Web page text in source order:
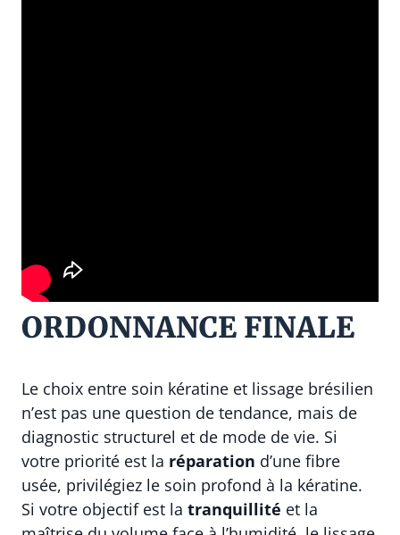
ORDONNANCE FINALE
Le choix entre soin kératine et lissage brésilien
n’est pas une question de tendance, mais de
diagnostic structurel et de mode de vie. Si
votre priorité est la réparation d’une fibre
usée, privilégiez le soin profond à la kératine.
Si votre objectif est la tranquillité et la